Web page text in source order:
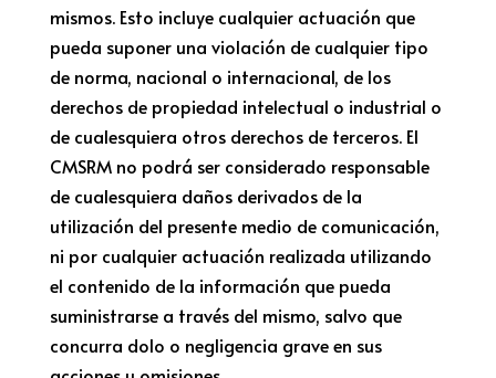
mismos. Esto incluye cualquier actuación que
pueda suponer una violación de cualquier tipo
de norma, nacional o internacional, de los
derechos de propiedad intelectual o industrial o
de cualesquiera otros derechos de terceros. El
CMSRM no podrá ser considerado responsable
de cualesquiera daños derivados de la
utilización del presente medio de comunicación,
ni por cualquier actuación realizada utilizando
el contenido de la información que pueda
suministrarse a través del mismo, salvo que
concurra dolo o negligencia grave en sus